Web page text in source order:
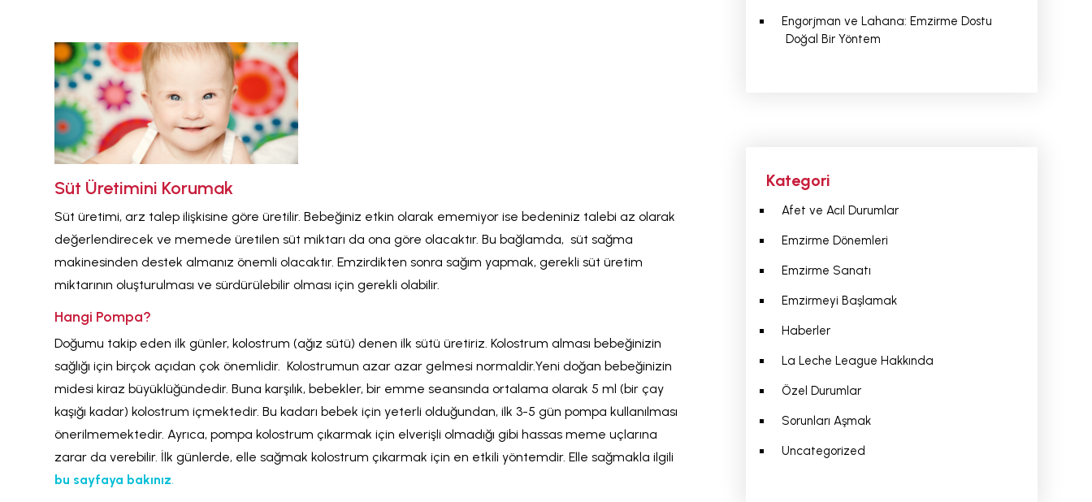
Süt Üretimini Korumak
Süt üretimi, arz talep ilişkisine göre üretilir. Bebeğiniz etkin olarak ememiyor ise bedeniniz talebi az olarak
değerlendirecek ve memede üretilen süt miktarı da ona göre olacaktır. Bu bağlamda, süt sağma
makinesinden destek almanız önemli olacaktır. Emzirdikten sonra sağım yapmak, gerekli süt üretim
miktarının oluşturulması ve sürdürülebilir olması için gerekli olabilir.
Hangi Pompa?
Doğumu takip eden ilk günler, kolostrum (ağız sütü) denen ilk sütü üretiriz. Kolostrum alması bebeğinizin
sağlığı için birçok açıdan çok önemlidir. Kolostrumun azar azar gelmesi normaldir.Yeni doğan bebeğinizin
midesi kiraz büyüklüğündedir. Buna karşılık, bebekler, bir emme seansında ortalama olarak 5 ml (bir çay
kaşığı kadar) kolostrum içmektedir. Bu kadarı bebek için yeterli olduğundan, ilk 3-5 gün pompa kullanılması
önerilmemektedir. Ayrıca, pompa kolostrum çıkarmak için elverişli olmadığı gibi hassas meme uçlarına
zarar da verebilir. İlk günlerde, elle sağmak kolostrum çıkarmak için en etkili yöntemdir. Elle sağmakla ilgili
bu sayfaya bakınız.
Engorjman ve Lahana: Emzirme Dostu
Doğal Bir Yöntem
Kategori
Afet ve Acıl Durumlar
Emzirme Dönemleri
Emzirme Sanatı
Emzirmeyi Başlamak
Haberler
La Leche League Hakkında
Özel Durumlar
Sorunları Aşmak
Uncategorized